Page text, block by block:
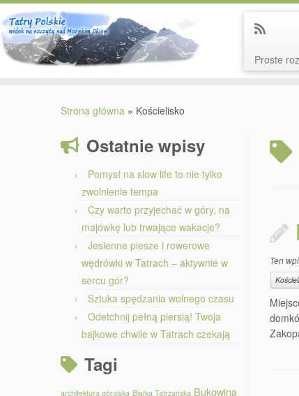
Proste
Strona główna » Kościelisko
Ostatnie wpisy
Pomysł na slow life to nie tylko
zwolnienie tempa
Czy warto przyjechać w góry, na
majówkę lub trwające wakacje?
Jesienne piesze i rowerowe
wędrówki w Tatrach – aktywnie w
sercu gór?
Sztuka spędzania wolnego czasu
Odetchnij pełną piersią! Twoja
bajkowe chwile w Tatrach czekają
Tagi
architektura góralska Białka Tatrzańska Bukowina
Ten